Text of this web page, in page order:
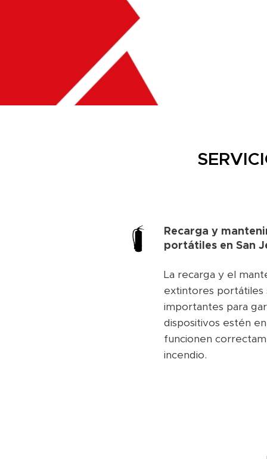
Recarga y
portátiles en San
La recarga y el
extintores portátiles
importantes para
dispositivos estén
funcionen
incendio.